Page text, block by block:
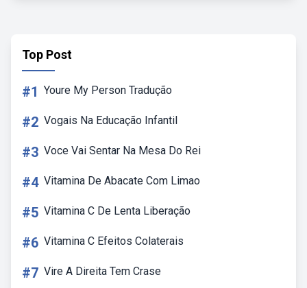
Top Post
#1 Youre My Person Tradução
#2 Vogais Na Educação Infantil
#3 Voce Vai Sentar Na Mesa Do Rei
#4 Vitamina De Abacate Com Limao
#5 Vitamina C De Lenta Liberação
#6 Vitamina C Efeitos Colaterais
#7 Vire A Direita Tem Crase